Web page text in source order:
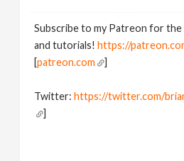
Subscribe to my Patreon for
and tutorials! https://
[patreon.com
Twitter: https://twitter.com/